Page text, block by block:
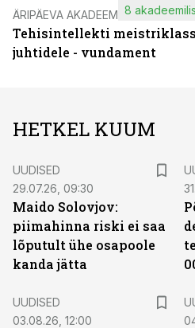
ÄRIPÄEVA AKADEEMIA
Tehisintellekti meistriklass
juhtidele - vundament
8
HETKEL KUUM
UUDISED
29.07.26, 09:30
Maido Solovjov:
piimahinna riski ei saa
lõputult ühe osapoole
kanda jätta
UUDISED
03.08.26, 12:00